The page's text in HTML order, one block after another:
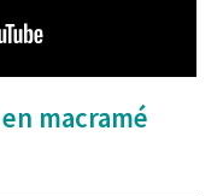
macramé